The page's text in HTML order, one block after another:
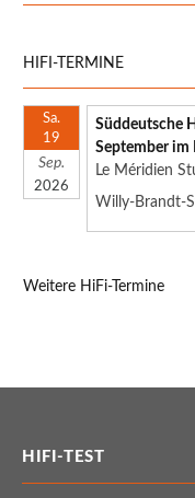
HIFI-TERMINE
Sa.
19
Sep.
2026
Süddeutsche
September im
Le Méridien
Willy-Brandt-
Weitere HiFi-Termine
HIFI-TEST